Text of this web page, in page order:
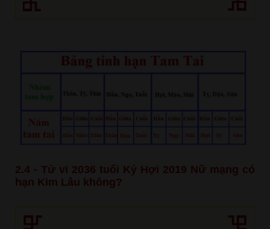
2.4 - Tử vi 2036 tuổi Kỷ Hợi 2019 Nữ mạng có
hạn Kim Lâu không?